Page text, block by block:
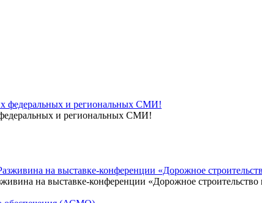
и региональных СМИ!
на выставке-конференции «Дорожное строительство